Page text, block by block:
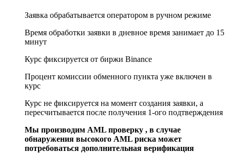
Заявка обрабатывается оператором в ручном режиме
Время обработки заявки в дневное время занимает до 15
минут
Курс фиксируется от биржи Binance
Процент комиссии обменного пункта уже включен в
курс
Курс не фиксируется на момент создания заявки, а
пересчитывается после получения 1-ого подтверждения
Мы производим AML проверку , в случае
обнаружения высокого AML риска может
потребоваться дополнительная верификация